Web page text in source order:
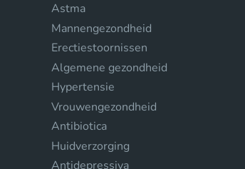
Astma
Mannengezondheid
Erectiestoornissen
Algemene gezondheid
Hypertensie
Vrouwengezondheid
Antibiotica
Huidverzorging
Antidepressiva